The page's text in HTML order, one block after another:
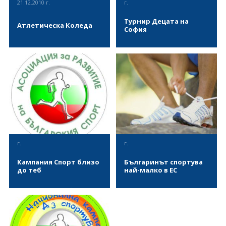
21.12.2010 г.
Атлетическа Коледа
На 21 декември 2010 се
проведе Първи
Лекоатлетически турнир за
деца "Атлетическа Коледа".
ВИЖ ПОВЕЧЕ
г.
Турнир Децата на
София
На 18 септември 2010 се
проведе 4-ти
лекоатлетически турнир
"Децата на София".
ВИЖ ПОВЕЧЕ
г.
Кампания Спорт близо
до теб
Кампания "Спорт близо до
теб" стартира с набиране на
спортни клубове
г.
Българинът спортува
най-малко в ЕС
България е на дъното на